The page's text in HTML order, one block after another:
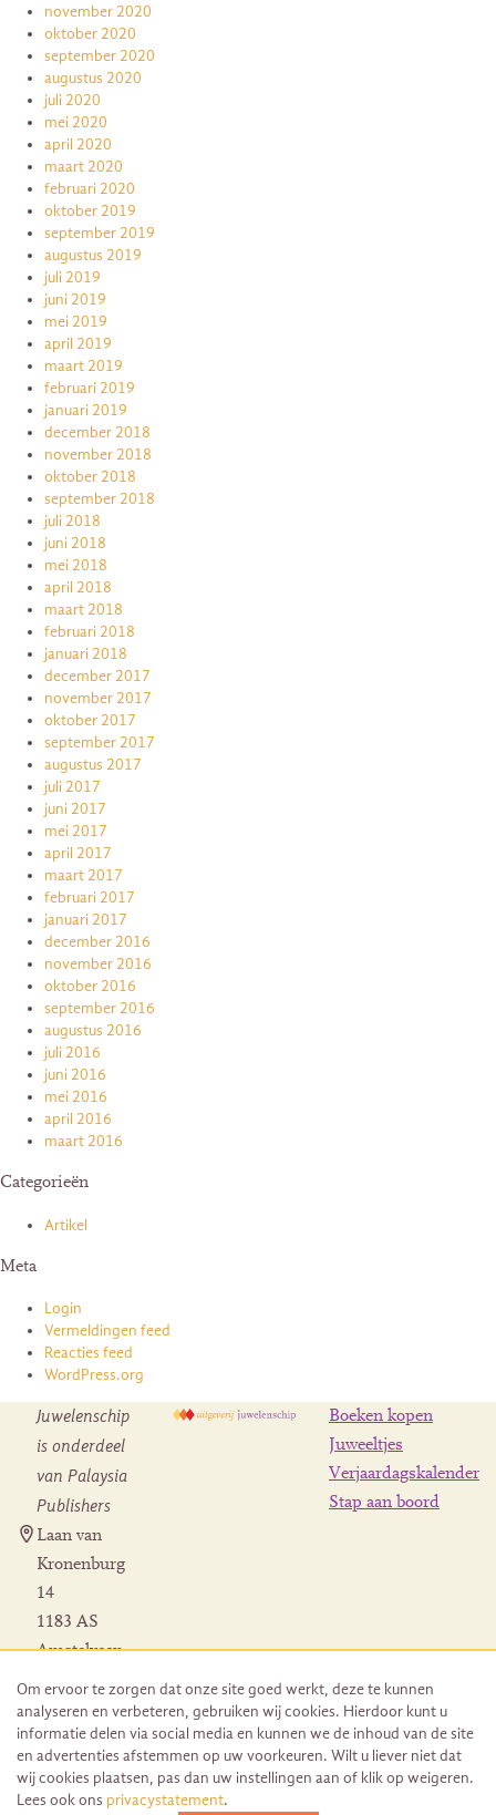
november 2020
oktober 2020
september 2020
augustus 2020
juli 2020
mei 2020
april 2020
maart 2020
februari 2020
oktober 2019
september 2019
augustus 2019
juli 2019
juni 2019
mei 2019
april 2019
maart 2019
februari 2019
januari 2019
december 2018
november 2018
oktober 2018
september 2018
juli 2018
juni 2018
mei 2018
april 2018
maart 2018
februari 2018
januari 2018
december 2017
november 2017
oktober 2017
september 2017
augustus 2017
juli 2017
juni 2017
mei 2017
april 2017
maart 2017
februari 2017
januari 2017
december 2016
november 2016
oktober 2016
september 2016
augustus 2016
juli 2016
juni 2016
mei 2016
april 2016
maart 2016
Categorieën
Artikel
Meta
Login
Vermeldingen feed
Reacties feed
WordPress.org
Juwelenschip
is onderdeel
van Palaysia
Publishers
Laan van
Kronenburg
14
1183 AS
Amstelveen
Herroeping
bestelling
Boeken kopen
Juweeltjes
Verjaardagskalender
Stap aan boord
Om ervoor te zorgen dat onze site goed werkt, deze te kunnen
analyseren en verbeteren, gebruiken wij cookies. Hierdoor kunt u
informatie delen via social media en kunnen we de inhoud van de site
en advertenties afstemmen op uw voorkeuren. Wilt u liever niet dat
wij cookies plaatsen, pas dan uw instellingen aan of klik op weigeren.
Lees ook ons privacystatement.